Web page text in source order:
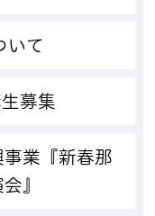
いて
募集
業『新春那
』